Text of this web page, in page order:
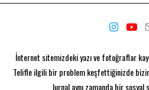
İnternet sitemizdeki yazı ve fotoğraflar
Telifle ilgili bir problem keşfettiğinizde
Jurnal aynı zamanda birsosyal